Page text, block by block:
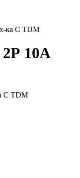
ка С TDM
10А